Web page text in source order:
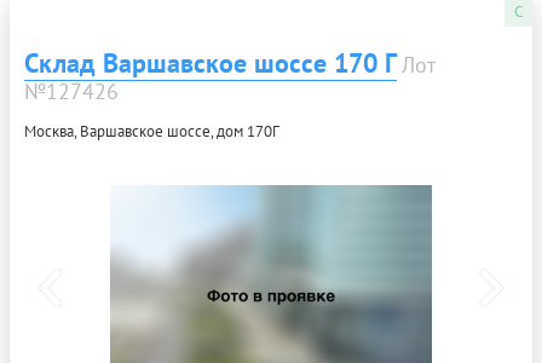
C
Склад Варшавское шоссе 170 ГЛот
№127426
Москва, Варшавское шоссе, дом 170Г